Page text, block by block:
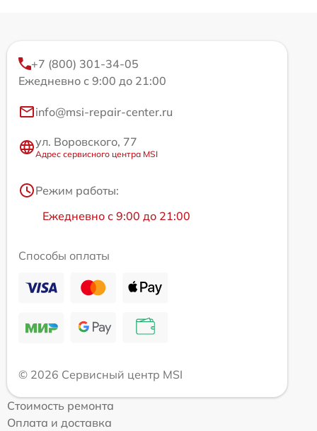
+7 (800) 301-34-05
Ежедневно с 9:00 до 21:00
info@msi-repair-center.ru
ул. Воровского, 77
Адрес сервисного центра MSI
Режим работы:
Ежедневно с 9:00 до 21:00
Способы оплаты
© 2026 Сервисный центр MSI
Стоимость ремонта
Оплата и доставка